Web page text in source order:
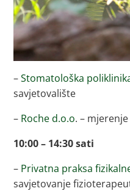
–Stomatološka
savjetovalište
– Roche d.o.o. –
10:00 – 14:30 sati
– Privatna praksa
savjetovanje